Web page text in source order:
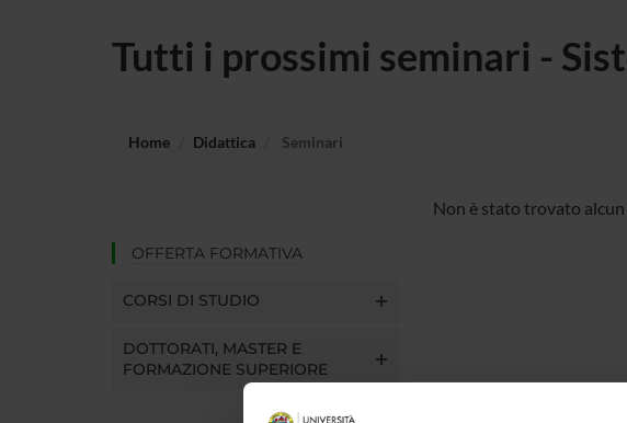
Tutti i prossimi seminari -
Home Didattica Seminari
OFFERTA FORMATIVA
CORSI DI STUDIO
DOTTORATI, MASTER E
FORMAZIONE SUPERIORE
Non è stato trovato